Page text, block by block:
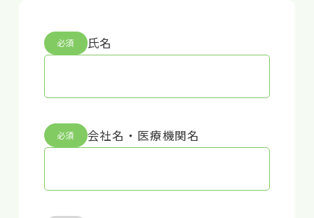
必須 氏名
必須 会社名・医療機関名